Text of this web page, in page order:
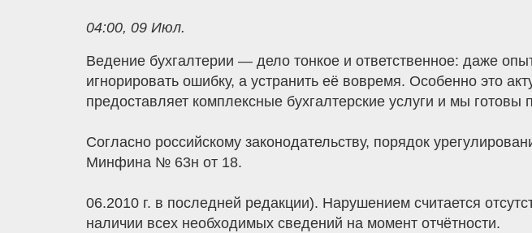
04:00, 09 Июл.
Ведение бухгалтерии — дело тонкое и ответственное: даже
игнорировать ошибку, а устранить её вовремя. Особенно это
предоставляет комплексные бухгалтерские услуги и мы
Согласно российскому законодательству, порядок
Минфина № 63н от 18.
06.2010 г. в последней редакции). Нарушением считается
наличии всех необходимых сведений на момент отчётности.